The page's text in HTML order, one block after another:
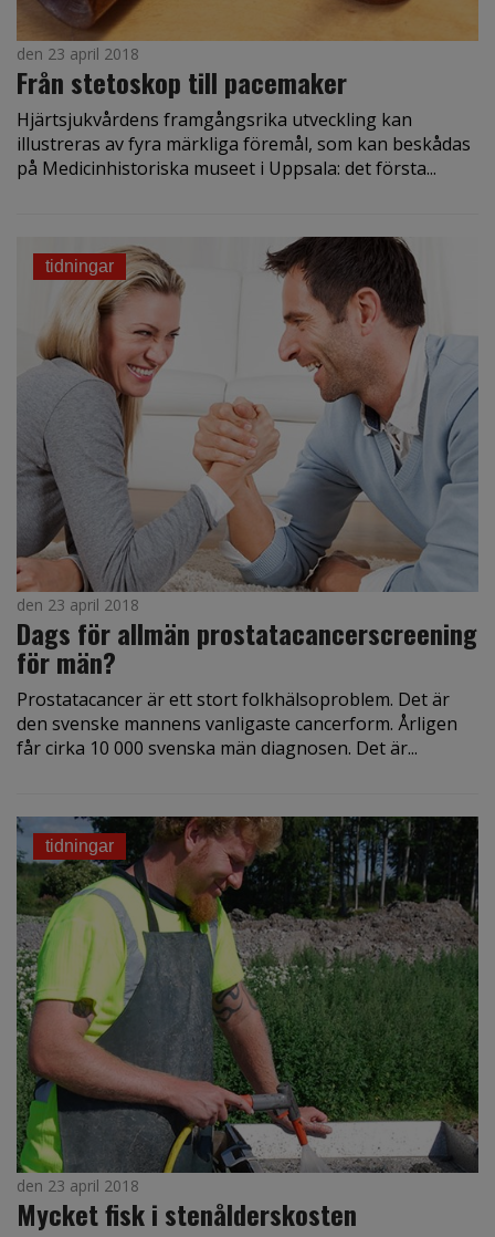
den 23 april 2018
Från stetoskop till pacemaker
Hjärtsjukvårdens framgångsrika utveckling kan
illustreras av fyra märkliga föremål, som kan beskådas
på Medicinhistoriska museet i Uppsala: det första...
tidningar
den 23 april 2018
Dags för allmän prostata­cancer­screening
för män?
Prostatacancer är ett stort folkhälsoproblem. Det är
den svenske mannens vanligaste cancerform. Årligen
får cirka 10 000 svenska män diagnosen. Det är...
tidningar
den 23 april 2018
Mycket fisk i stenålderskosten